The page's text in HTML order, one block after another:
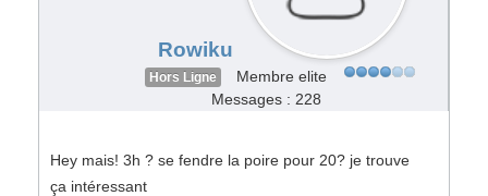
Rowiku
Hors Ligne
Membre elite
Messages : 228
Hey mais! 3h ? se fendre la poire pour 20? je trouve
ça intéressant